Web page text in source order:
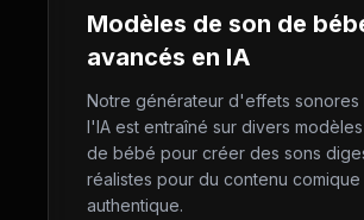
Modèles de son de
avancés en IA
Notre générateur d'effets sonores
l'IA est entraîné sur divers
de bébé pour créer des sons
réalistes pour du contenu
authentique.